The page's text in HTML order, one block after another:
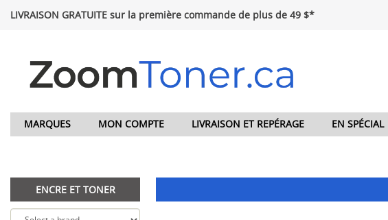
LIVRAISON GRATUITE sur la première commande de plus de 49 $*
MARQUES MON COMPTE LIVRAISON ET REPÉRAGE EN SPÉCIAL
ENCRE ET TONER